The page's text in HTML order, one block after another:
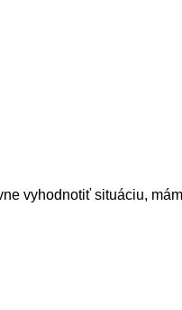
vyhodnotiť situáciu,